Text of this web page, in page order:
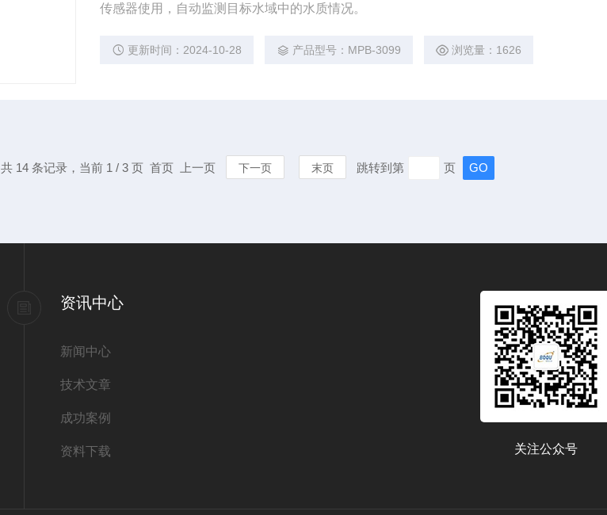
传感器使用，自动监测目标水域中的水质情况。
更新时间：2024-10-28 产品型号：MPB-3099 浏览量：1626
共 14 条记录，当前 1 / 3 页 首页 上一页 下一页 末页 跳转到第 页
资讯中心
新闻中心
技术文章
成功案例
资料下载 关注公众号